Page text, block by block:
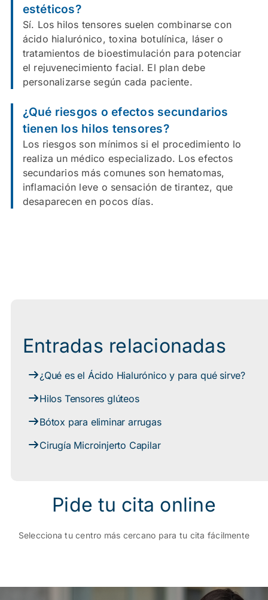
estéticos?
Sí. Los hilos tensores suelen combinarse con
ácido hialurónico, toxina botulínica, láser o
tratamientos de bioestimulación para potenciar
el rejuvenecimiento facial. El plan debe
personalizarse según cada paciente.
¿Qué riesgos o efectos secundarios
tienen los hilos tensores?
Los riesgos son mínimos si el procedimiento lo
realiza un médico especializado. Los efectos
secundarios más comunes son hematomas,
inflamación leve o sensación de tirantez, que
desaparecen en pocos días.
Entradas relacionadas
¿Qué es el Ácido Hialurónico y para qué sirve?
Hilos Tensores glúteos
Bótox para eliminar arrugas
Cirugía Microinjerto Capilar
Pide tu cita online
Selecciona tu centro más cercano para tu cita fácilmente